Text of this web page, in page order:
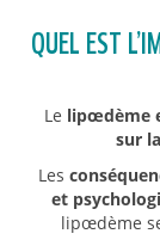
QUEL EST
Le lipœdème
sur
Les
et
lipœdème